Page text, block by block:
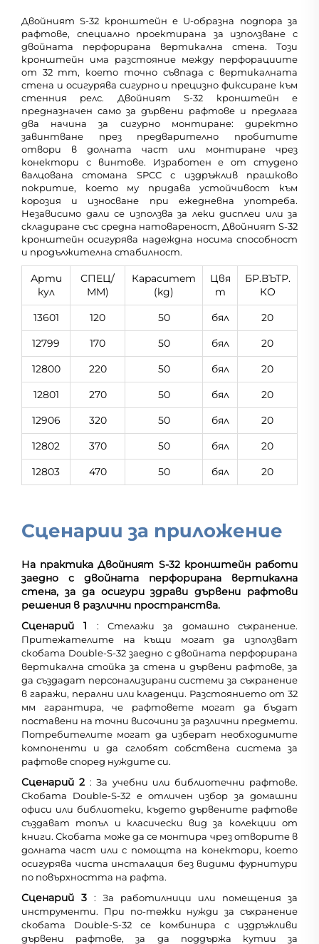
Двойният S-32 кронштейн е U-образна подпора за
рафтове, специално проектирана за използване с
двойната перфорирана вертикална стена. Този
кронштейн има разстояние между перфорациите
от 32 mm, което точно съвпада с вертикалната
стена и осигурява сигурно и прецизно фиксиране към
стенния релс. Двойният S-32 кронштейн е
предназначен само за дървени рафтове и предлага
два начина за сигурно монтиране: директно
завинтване през предварително пробитите
отвори в долната част или монтиране чрез
конектори с винтове. Изработен е от студено
валцована стомана SPCC с издръжлив прашково
покритие, което му придава устойчивост към
корозия и износване при ежедневна употреба.
Независимо дали се използва за леки дисплеи или за
складиране със средна натовареност, Двойният S-32
кронштейн осигурява надеждна носима способност
и продължителна стабилност.
Арти
кул
СПЕЦ/
ММ)
Кapacитeт
(kg)
Цвя
т
БР.ВЪТР.
КО
13601
120 50 бял
20
12799
170 50 бял
20
12800
220 50 бял
20
12801
270 50 бял
20
12906
320 50 бял
20
12802
370 50 бял
20
12803
470 50 бял 20
Сценарии за приложение
На практика Двойният S-32 кронштейн работи
заедно с двойната перфорирана вертикална
стена, за да осигури здрави дървени рафтови
решения в различни пространства.
Сценарий 1 : Стелажи за домашно съхранение.
Притежателите на къщи могат да използват
скобата Double-S-32 заедно с двойната перфорирана
вертикална стойка за стена и дървени рафтове, за
да създадат персонализирани системи за съхранение
в гаражи, перални или кладенци. Разстоянието от 32
мм гарантира, че рафтовете могат да бъдат
поставени на точни височини за различни предмети.
Потребителите могат да изберат необходимите
компоненти и да сглобят собствена система за
рафтове според нуждите си.
Сценарий 2: За учебни или библиотечни рафтове.
Скобата Double-S-32 е отличен избор за домашни
офиси или библиотеки, където дървените рафтове
създават топъл и класически вид за колекции от
книги. Скобата може да се монтира чрез отворите в
долната част или с помощта на конектори, което
осигурява чиста инсталация без видими фурнитури
по повърхността на рафта.
Сценарий 3 : За работилници или помещения за
инструменти. При по-тежки нужди за съхранение
скобата Double-S-32 се комбинира с издръжливи
дървени рафтове, за да поддържа кутии за